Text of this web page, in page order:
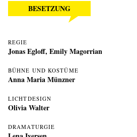
BESETZUNG
REGIE
Jonas Egloff, Emily Magorrian
BÜHNE UND KOSTÜME
Anna Maria Münzner
LICHTDESIGN
Olivia Walter
DRAMATURGIE